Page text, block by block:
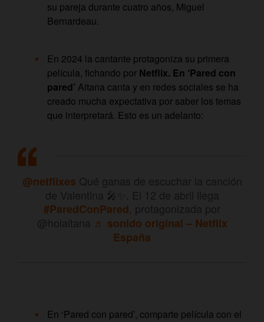
su pareja durante cuatro años, Miguel
Bernardeau.
En 2024 la cantante protagoniza su primera
película, fichando por Netflix. En ‘Pared con
pared’ Aitana canta y en redes sociales se ha
creado mucha expectativa por saber los temas
que interpretará. Esto es un adelanto:
@netflixes
#ParedConPared
♬ sonido original – Netflix
España
En ‘Pared con pared’, comparte película con el